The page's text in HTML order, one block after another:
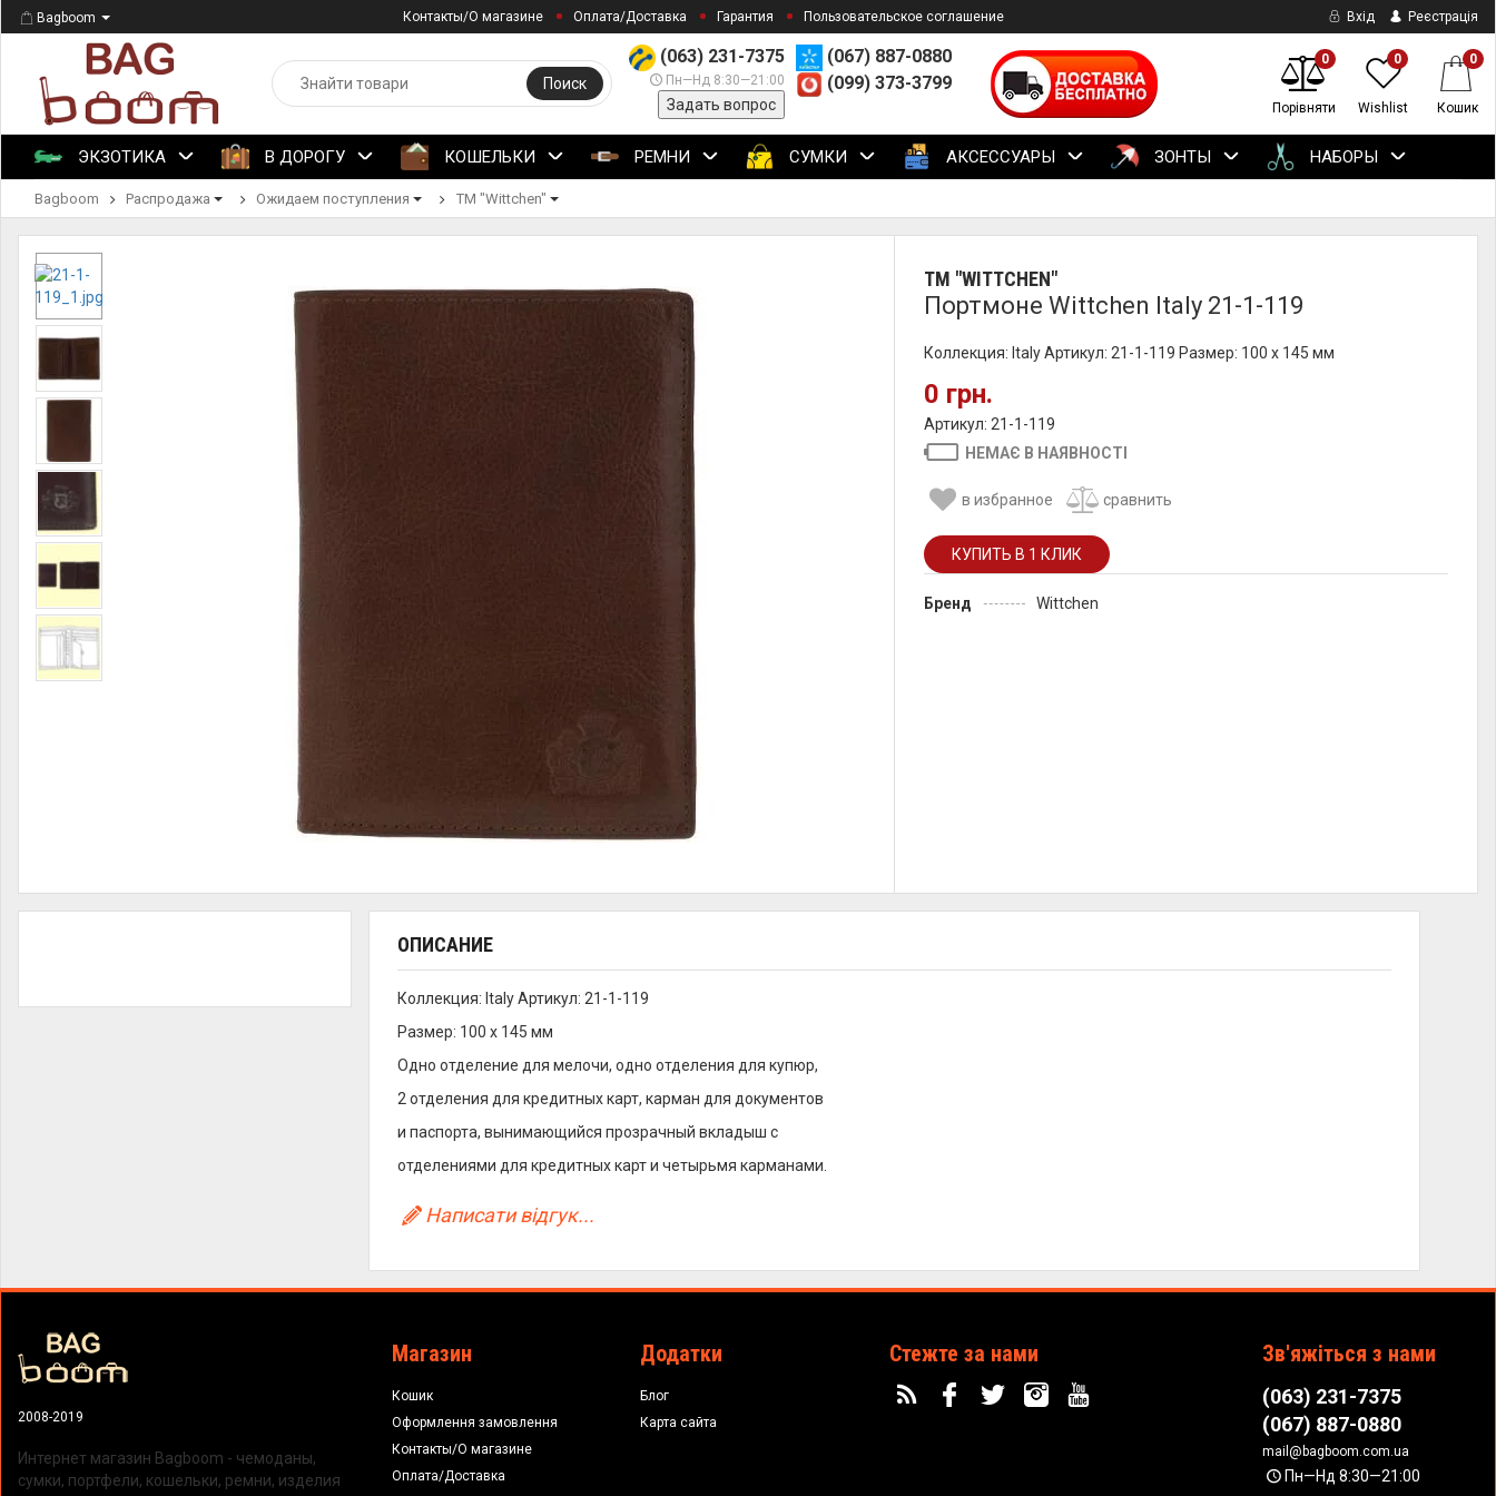
Bagboom Контакты/О магазине Оплата/Доставка Гарантия Пользовательское соглашение Вхід Реєстрація
(063) 231-7375
Пн—Нд 8:30—21:00
Задать вопрос
(067) 887-0880
(099) 373-3799
Поиск
0
Порівняти
0
Wishlist
0
Кошик
ЭКЗОТИКА В ДОРОГУ КОШЕЛЬКИ РЕМНИ СУМКИ АКСЕССУАРЫ ЗОНТЫ НАБОРЫ
Bagboom Распродажа Ожидаем поступления ТМ "Wittchen"
ТМ "WITTCHEN"
Портмоне Wittchen Italy 21-1-119
Коллекция: Italy Артикул: 21-1-119 Размер: 100 x 145 мм
0 грн.
Артикул: 21-1-119
НЕМАЄ В НАЯВНОСТІ
в избранное сравнить
Бренд Wittchen
ОПИСАНИЕ
Коллекция: Italy Артикул: 21-1-119
Размер: 100 x 145 мм
Одно отделение для мелочи, одно отделения для купюр,
2 отделения для кредитных карт, карман для документов
и паспорта, вынимающийся прозрачный вкладыш с
отделениями для кредитных карт и четырьмя карманами.
Написати відгук...
2008-2019
Интернет магазин Bagboom - чемоданы,
сумки, портфели, кошельки, ремни, изделия
Магазин
Кошик
Оформлення замовлення
Контакты/О магазине
Оплата/Доставка
Додатки
Блог
Карта сайта
Стежте за нами Зв'яжіться з нами
(063) 231-7375
(067) 887-0880
mail@bagboom.com.ua
Пн—Нд 8:30—21:00